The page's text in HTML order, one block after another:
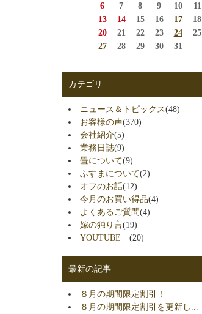
6
7 8 9 10 11
13
14 15 16 17 18
20
21 22 23 24 25
27
28 29 30 31
カテゴリ
ニュース＆トピックス(48)
お客様の声(370)
会社紹介(5)
業務日誌(9)
畳について(9)
ふすまについて(2)
オフのお話(12)
今月のお買い得品(4)
よくあるご質問(4)
嫁の独り言(19)
YOUTUBE(20)
最新の記事
８月の期間限定割引！
８月の期間限定割引を更新し...